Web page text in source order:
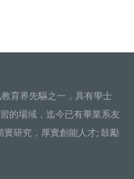
育界先驅之一，具有學士
的場域，迄今已有畢業系友
研究，厚實創能人才; 鼓勵